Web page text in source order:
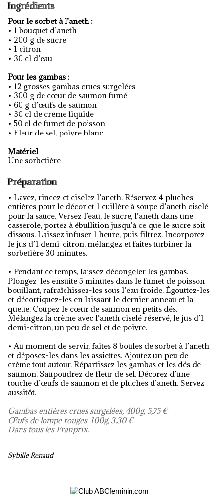
Ingrédients
Pour le sorbet à l’aneth :
• 1 bouquet d’aneth
• 200 g de sucre
• 1 citron
• 30 cl d’eau
Pour les gambas :
• 12 grosses gambas crues surgelées
• 300 g de cœur de saumon fumé
• 60 g d’œufs de saumon
• 30 cl de crème liquide
• 50 cl de fumet de poisson
• Fleur de sel, poivre blanc
Matériel
Une sorbetière
Préparation
• Lavez, rincez et ciselez l’aneth. Réservez 4 pluches
entières pour le décor et 1 cuillère à soupe d’aneth ciselé
pour la sauce. Versez l’eau, le sucre, l’aneth dans une
casserole, portez à ébullition jusqu’à ce que le sucre soit
dissous. Laissez infuser 1 heure, puis filtrez. Incorporez
le jus d’1 demi-citron, mélangez et faites turbiner la
sorbetière 30 minutes.
• Pendant ce temps, laissez décongeler les gambas.
Plongez-les ensuite 5 minutes dans le fumet de poisson
bouillant, rafraîchissez-les sous l’eau froide. Égouttez-les
et décortiquez-les en laissant le dernier anneau et la
queue. Coupez le cœur de saumon en petits dés.
Mélangez la crème avec l’aneth ciselé réservé, le jus d’1
demi-citron, un peu de sel et de poivre.
• Au moment de servir, faites 8 boules de sorbet à l’aneth
et déposez-les dans les assiettes. Ajoutez un peu de
crème tout autour. Répartissez les gambas et les dés de
saumon. Saupoudrez de fleur de sel. Décorez d’une
touche d’œufs de saumon et de pluches d’aneth. Servez
aussitôt.
Gambas entières crues surgelées, 400g, 5,75 €
Œufs de lompe rouges, 100g, 3,30 €
Dans tous les Franprix.
Sybille Renaud